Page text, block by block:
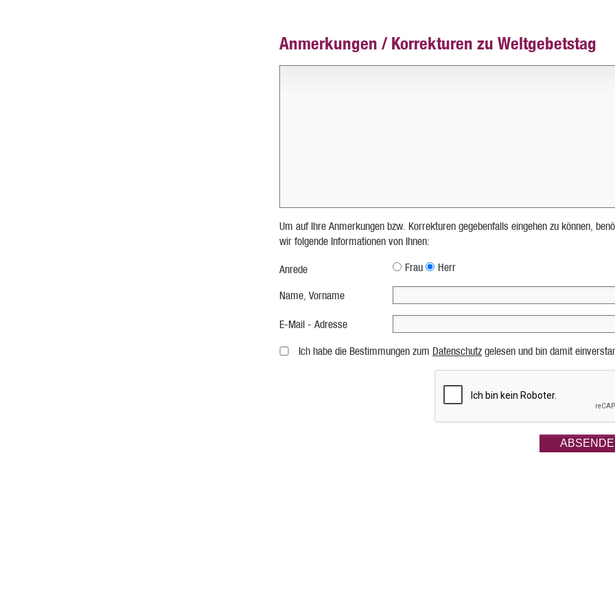
Anmerkungen / Korrekturen zu Weltgebetstag
Um auf Ihre Anmerkungen bzw. Korrekturen gegebenfalls eingehen zu können,
wir folgende Informationen von Ihnen:
Anrede Frau Herr
Name, Vorname
E-Mail - Adresse
Ich habe die Bestimmungen zum Datenschutz gelesen und bin damit